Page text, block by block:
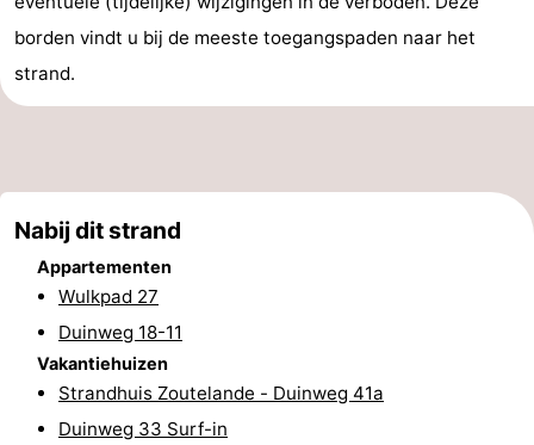
Steden
Rondleidingen
Sporten
Zwembaden
-
Fietsen
-
Wandelen
Golfbanen
borden vindt u bij de meeste toegangspaden naar het
strand.
Nabij dit strand
Appartementen
Wulkpad 27
Duinweg 18-11
Vakantiehuizen
Strandhuis Zoutelande - Duinweg 41a
Duinweg 33 Surf-in